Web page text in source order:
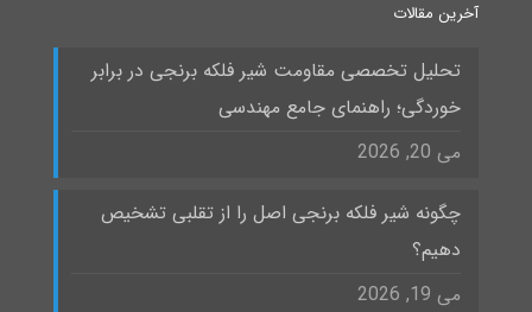
آخرین مقالات
تحلیل تخصصی مقاومت شیر فلکه برنجی در برابر
خوردگی؛ راهنمای جامع مهندسی
می 20, 2026
چگونه شیر فلکه برنجی اصل را از تقلبی تشخیص
دهیم؟
می 19, 2026